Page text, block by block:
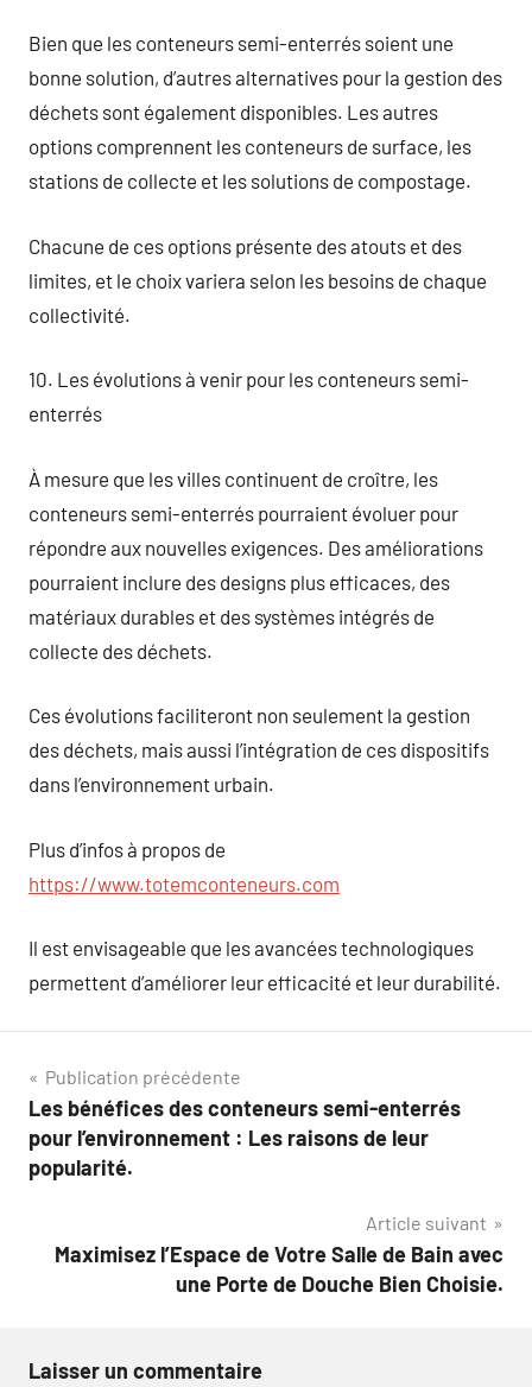
Bien que les conteneurs semi-enterrés soient une
bonne solution, d’autres alternatives pour la gestion des
déchets sont également disponibles. Les autres
options comprennent les conteneurs de surface, les
stations de collecte et les solutions de compostage.
Chacune de ces options présente des atouts et des
limites, et le choix variera selon les besoins de chaque
collectivité.
10. Les évolutions à venir pour les conteneurs semi-
enterrés
À mesure que les villes continuent de croître, les
conteneurs semi-enterrés pourraient évoluer pour
répondre aux nouvelles exigences. Des améliorations
pourraient inclure des designs plus efficaces, des
matériaux durables et des systèmes intégrés de
collecte des déchets.
Ces évolutions faciliteront non seulement la gestion
des déchets, mais aussi l’intégration de ces dispositifs
dans l’environnement urbain.
Plus d’infos à propos de
https://www.totemconteneurs.com
Il est envisageable que les avancées technologiques
permettent d’améliorer leur efficacité et leur durabilité.
Navigation
de
l’article
Publication précédente
Les bénéfices des conteneurs semi-enterrés
pour l’environnement : Les raisons de leur
popularité.
Article suivant
Maximisez l’Espace de Votre Salle de Bain avec
une Porte de Douche Bien Choisie.
Laisser un commentaire